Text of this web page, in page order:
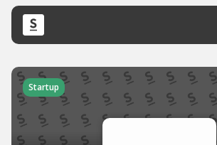
Startup